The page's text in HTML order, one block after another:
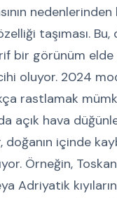
taşıması.
bir görünüm
oluyor. 2024
rastlamak
açık hava
doğanın içinde
Örneğin,
Adriyatik